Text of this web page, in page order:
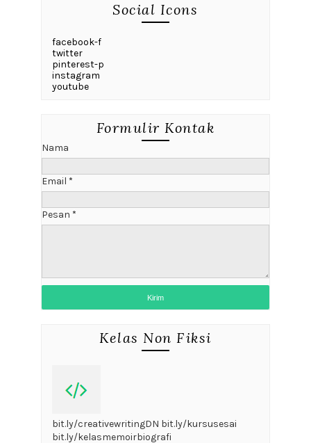
Social Icons
facebook-f
twitter
pinterest-p
instagram
youtube
Formulir Kontak
Nama
Email *
Pesan *
Kelas Non Fiksi
bit.ly/creativewritingDN bit.ly/kursusesai
bit.ly/kelasmemoirbiografi